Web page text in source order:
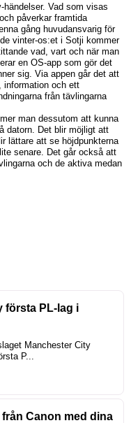
Vad som visas
påverkar framtida
gång huvudansvarig för
vinter-os:et i Sotji kommer
vad, vart och när man
en OS-app som gör det
sig. Via appen går det att
information och ett
från tävlingarna
man dessutom att kunna
datorn. Det blir möjligt att
lättare att se höjdpunkterna
senare. Det går också att
och de aktiva medan
första PL-lag i
Manchester City
P...
från Canon med dina